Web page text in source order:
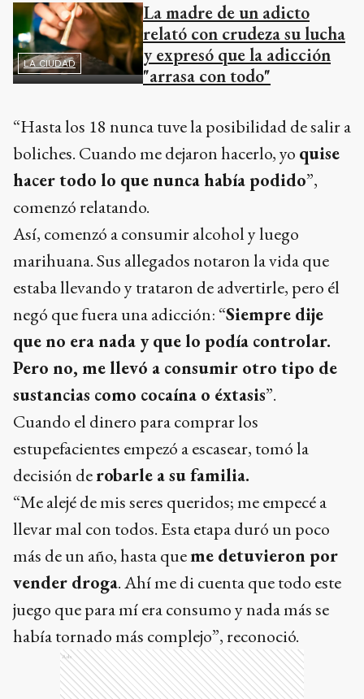
LA CIUDAD
La madre de un adicto
relató con crudeza su lucha
y expresó que la adicción
"arrasa con todo"
“Hasta los 18 nunca tuve la posibilidad de salir a
boliches. Cuando me dejaron hacerlo, yo quise
hacer todo lo que nunca había podido”,
comenzó relatando.
Así, comenzó a consumir alcohol y luego
marihuana. Sus allegados notaron la vida que
estaba llevando y trataron de advertirle, pero él
negó que fuera una adicción: “Siempre dije
que no era nada y que lo podía controlar.
Pero no, me llevó a consumir otro tipo de
sustancias como cocaína o éxtasis”.
Cuando el dinero para comprar los
estupefacientes empezó a escasear, tomó la
decisión derobarle a su familia.
“Me alejé de mis seres queridos; me empecé a
llevar mal con todos. Esta etapa duró un poco
más de un año, hasta queme detuvieron por
vender droga. Ahí me di cuenta que todo este
juego que para mí era consumo y nada más se
había tornado más complejo”, reconoció.
Ads